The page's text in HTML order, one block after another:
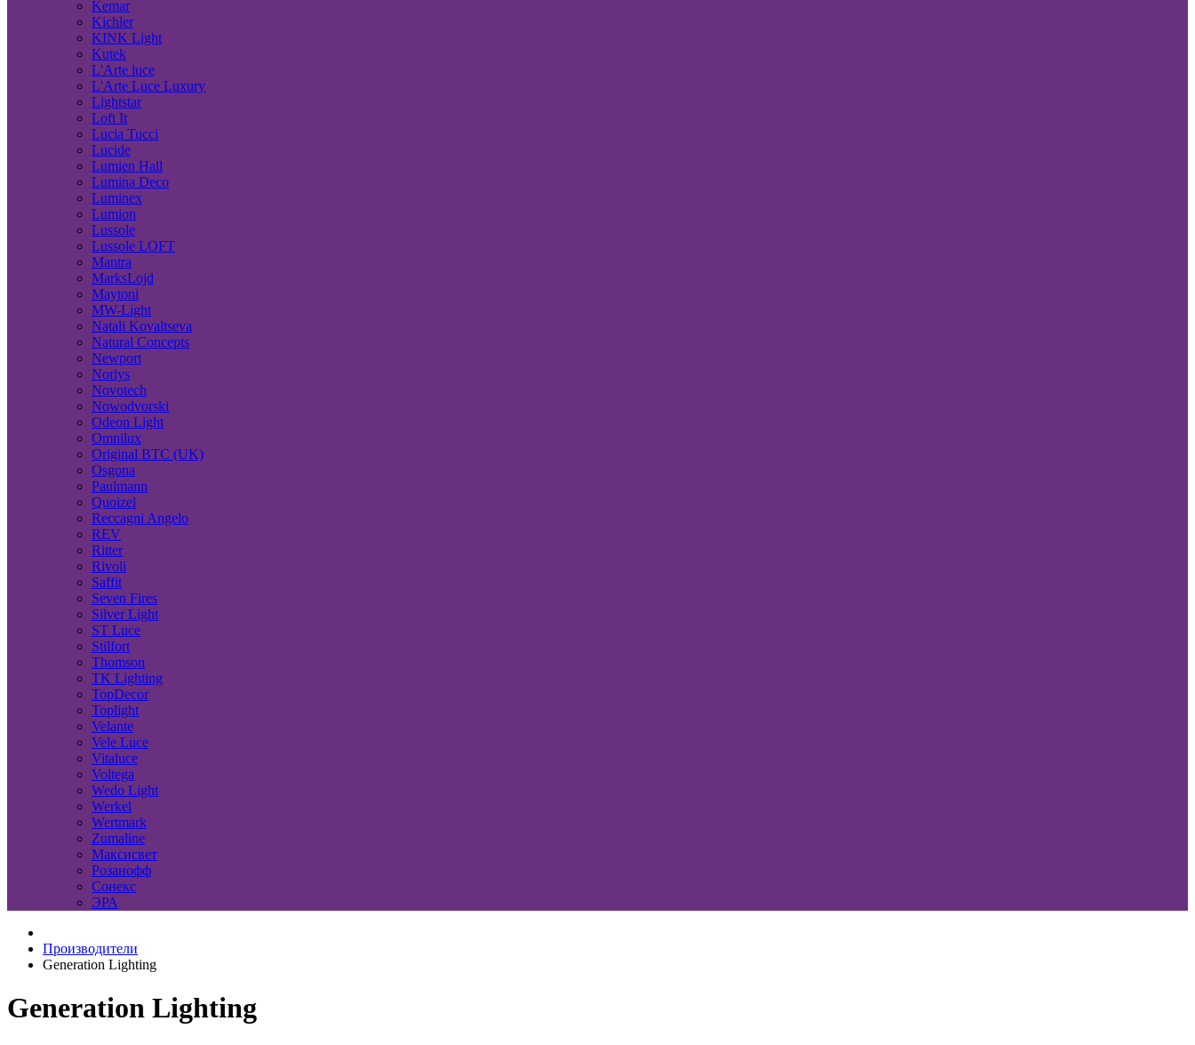
Kemar
Kichler
KINK Light
Kutek
L'Arte luce
L'Arte Luce Luxury
Lightstar
Loft It
Lucia Tucci
Lucide
Lumien Hall
Lumina Deco
Luminex
Lumion
Lussole
Lussole LOFT
Mantra
MarksLojd
Maytoni
MW-Light
Natali Kovaltseva
Natural Concepts
Newport
Norlys
Novotech
Nowodvorski
Odeon Light
Omnilux
Original BTC (UK)
Osgona
Paulmann
Quoizel
Reccagni Angelo
REV
Ritter
Rivoli
Saffit
Seven Fires
Silver Light
ST Luce
Stilfort
Thomson
TK Lighting
TopDecor
Toplight
Velante
Vele Luce
Vitaluce
Voltega
Wedo Light
Werkel
Wertmark
Zumaline
Максисвет
Розанофф
Сонекс
ЭРА
Производители
Generation Lighting
Generation Lighting